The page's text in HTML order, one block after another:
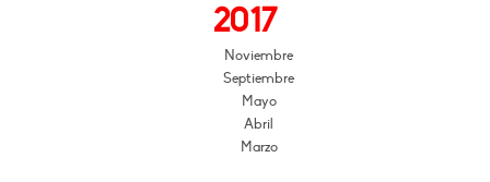
2017
Noviembre
Septiembre
Mayo
Abril
Marzo